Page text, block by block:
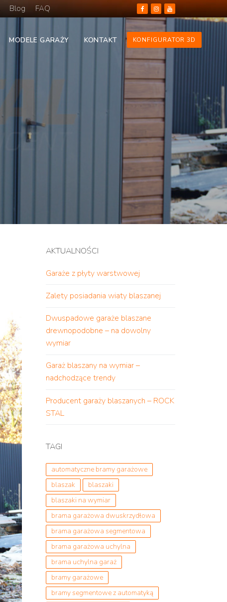
Blog FAQ
MODELE GARAŻY KONTAKT KONFIGURATOR 3D
AKTUALNOŚCI
Garaże z płyty warstwowej
Zalety posiadania wiaty blaszanej
Dwuspadowe garaże blaszane
drewnopodobne – na dowolny
wymiar
Garaż blaszany na wymiar –
nadchodzące trendy
Producent garaży blaszanych – ROCK
STAL
TAGI
automatyczne bramy garażowe
blaszak
blaszaki
blaszaki na wymiar
brama garażowa dwuskrzydłowa
brama garażowa segmentowa
brama garażowa uchylna
brama uchylna garaż
bramy garażowe
bramy segmentowe z automatyką